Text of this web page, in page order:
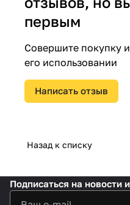
первым
Совершите покупку
его использовании
Написать отзыв
Назад к списку
Подписаться на новости